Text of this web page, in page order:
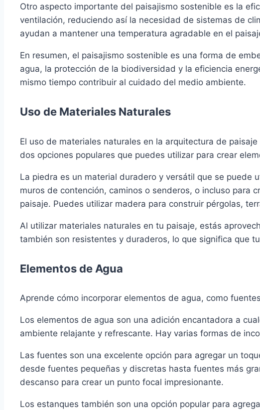
Otro aspecto importante del paisajismo sostenible es la
ventilación, reduciendo así la necesidad de sistemas de
ayudan a mantener una temperatura agradable en el
En resumen, el paisajismo sostenible es una forma de
agua, la protección de la biodiversidad y la eficiencia
mismo tiempo contribuir al cuidado del medio ambiente.
Uso de Materiales Naturales
El uso de materiales naturales en la arquitectura de
dos opciones populares que puedes utilizar para crear
La piedra es un material duradero y versátil que se puede
muros de contención, caminos o senderos, o incluso para
paisaje. Puedes utilizar madera para construir pérgolas,
Al utilizar materiales naturales en tu paisaje, estás
también son resistentes y duraderos, lo que significa que
Elementos de Agua
Aprende cómo incorporar elementos de agua, como
Los elementos de agua son una adición encantadora a
ambiente relajante y refrescante. Hay varias formas de
Las fuentes son una excelente opción para agregar un
desde fuentes pequeñas y discretas hasta fuentes más
descanso para crear un punto focal impresionante.
Los estanques también son una opción popular para